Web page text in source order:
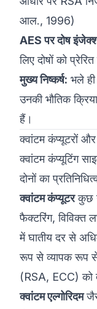
आल., 1996)
AES पर दोष
लिए दोषों को
मुख्य निष्कर्ष: भले
उनकी भौतिक
हैं।
क्वांटम कंप्यूटरों और
क्वांटम कंप्यूटिंग
दोनों का
क्वांटम कंप्यूटरकुछ
फैक्टरिंग, विविक्त
में घातीय दर से
रूप से व्यापक रूप से
(RSA, ECC) को
क्वांटम एल्गोरिदम